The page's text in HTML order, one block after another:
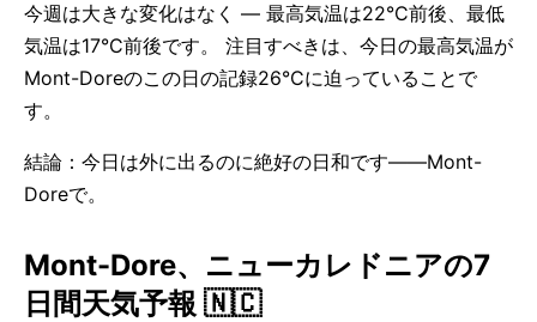
今週は大きな変化はなく — 最高気温は22°C前後、最低
気温は17°C前後です。 注目すべきは、今日の最高気温が
Mont-Doreのこの日の記録26°Cに迫っていることで
す。
結論：今日は外に出るのに絶好の日和です——Mont-
Doreで。
Mont-Dore、ニューカレドニアの7
日間天気予報 🇳🇨